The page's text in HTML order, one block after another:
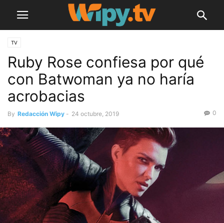
TV
Ruby Rose confiesa por qué
con Batwoman ya no haría
acrobacias
By Redacción Wipy - 24 octubre, 2019 0